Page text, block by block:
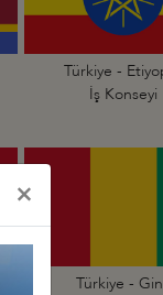
Türkiye -
İş Konseyi
Türkiye -
×